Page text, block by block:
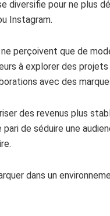
diversifie pour ne plus
Instagram.
perçoivent que de
à explorer des
avec des
des revenus plus
de séduire une
dans un